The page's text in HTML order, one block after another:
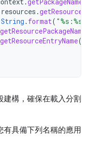
resources .
String . format( "%s:%s"
getResourcePackageName
getResourceEntryName(
構，確保在載入分割
有具備下列名稱的應用